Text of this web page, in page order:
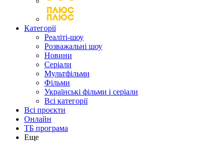
Категорії
Реаліті-шоу
Розважальні шоу
Новини
Серіали
Мультфільми
Фільми
Українські фільми і серіали
Всі категорії
Всі проєкти
Онлайн
ТБ програма
Еще